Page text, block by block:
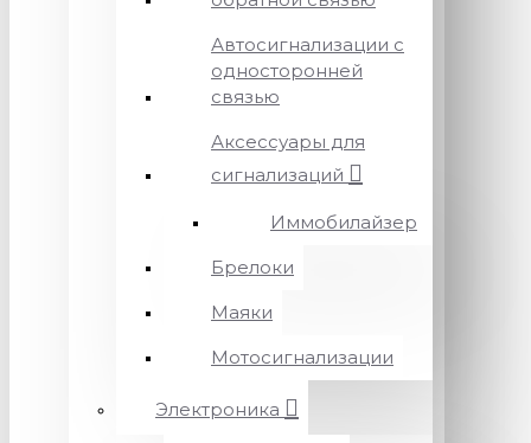
Автосигнализации с
односторонней
связью
Аксессуары для
сигнализаций
Иммобилайзер
Брелоки
Маяки
Мотосигнализации
Электроника